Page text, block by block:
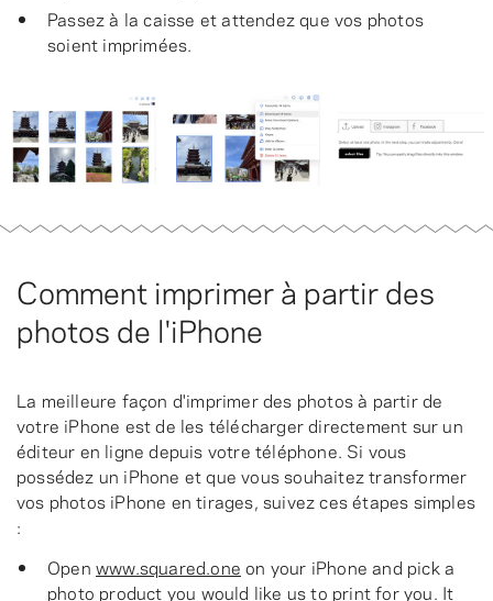
Passez à la caisse et attendez que vos photos
soient imprimées.
Comment imprimer à partir des
photos de l'iPhone
La meilleure façon d'imprimer des photos à partir de
votre iPhone est de les télécharger directement sur un
éditeur en ligne depuis votre téléphone. Si vous
possédez un iPhone et que vous souhaitez transformer
vos photos iPhone en tirages, suivez ces étapes simples
:
Open www.squared.one on your iPhone and pick a
photo product you would like us to print for you. It